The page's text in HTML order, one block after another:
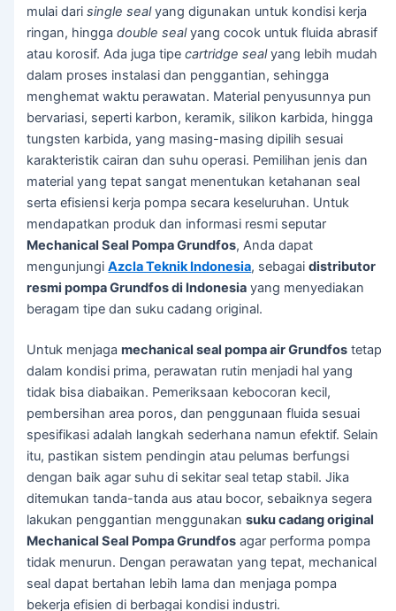
mulai darisingle sealyang digunakan untuk kondisi kerja
ringan, hinggadouble sealyang cocok untuk fluida abrasif
atau korosif. Ada juga tipecartridge sealyang lebih mudah
dalam proses instalasi dan penggantian, sehingga
menghemat waktu perawatan. Material penyusunnya pun
bervariasi, seperti karbon, keramik, silikon karbida, hingga
tungsten karbida, yang masing-masing dipilih sesuai
karakteristik cairan dan suhu operasi. Pemilihan jenis dan
material yang tepat sangat menentukan ketahanan seal
serta efisiensi kerja pompa secara keseluruhan. Untuk
mendapatkan produk dan informasi resmi seputar
Mechanical Seal Pompa Grundfos, Anda dapat
mengunjungiAzcla Teknik Indonesia, sebagaidistributor
resmi pompa Grundfos di Indonesia yang menyediakan
beragam tipe dan suku cadang original.
Untuk menjagamechanical seal pompa air Grundfos tetap
dalam kondisi prima, perawatan rutin menjadi hal yang
tidak bisa diabaikan. Pemeriksaan kebocoran kecil,
pembersihan area poros, dan penggunaan fluida sesuai
spesifikasi adalah langkah sederhana namun efektif. Selain
itu, pastikan sistem pendingin atau pelumas berfungsi
dengan baik agar suhu di sekitar seal tetap stabil. Jika
ditemukan tanda-tanda aus atau bocor, sebaiknya segera
lakukan penggantian menggunakansuku cadang original
Mechanical Seal Pompa Grundfos agar performa pompa
tidak menurun. Dengan perawatan yang tepat, mechanical
seal dapat bertahan lebih lama dan menjaga pompa
bekerja efisien di berbagai kondisi industri.